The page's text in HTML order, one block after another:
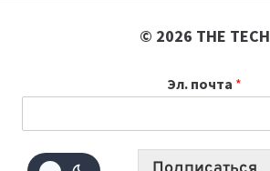
© 2026 THE TECH
Эл. почта *